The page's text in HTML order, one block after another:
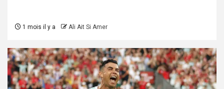
1 mois il y a Ali Ait Si Amer